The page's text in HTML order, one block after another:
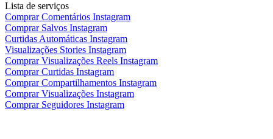
Lista de serviços
Comprar Comentários Instagram
Comprar Salvos Instagram
Curtidas Automáticas Instagram
Visualizações Stories Instagram
Comprar Visualizações Reels Instagram
Comprar Curtidas Instagram
Comprar Compartilhamentos Instagram
Comprar Visualizações Instagram
Comprar Seguidores Instagram